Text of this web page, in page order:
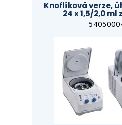
Knoflíková verze,
24 x 1,5/2,0 ml